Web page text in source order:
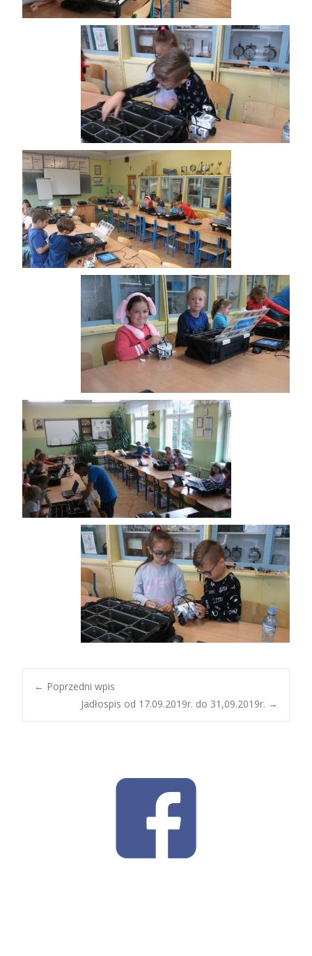
Post
← Poprzedni wpis
Jadłospis od 17.09.2019r. do 31,09.2019r. →